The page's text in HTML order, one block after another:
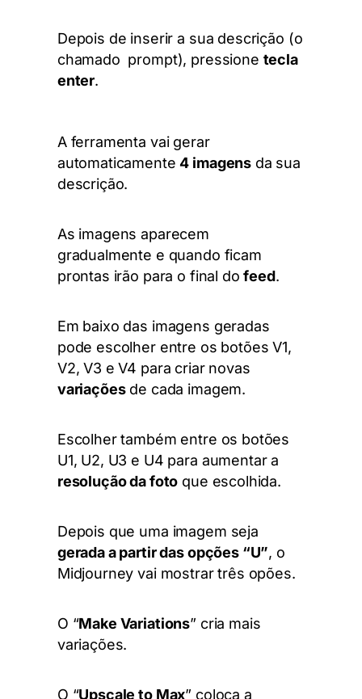
Depois de inserir a sua descrição (o
chamado prompt), pressione tecla
enter.
A ferramenta vai gerar
automaticamente4 imagens da sua
descrição.
As imagens aparecem
gradualmente e quando ficam
prontas irão para o final dofeed.
Em baixo das imagens geradas
pode escolher entre os botões V1,
V2, V3 e V4 para criar novas
variaçõesde cada imagem.
Escolher também entre os botões
U1, U2, U3 e U4 para aumentar a
resolução da foto que escolhida.
Depois que uma imagem seja
gerada a partir das opções “U”, o
Midjourney vai mostrar três opões.
O “Make Variations” cria mais
variações.
O “Upscale to Max” coloca a